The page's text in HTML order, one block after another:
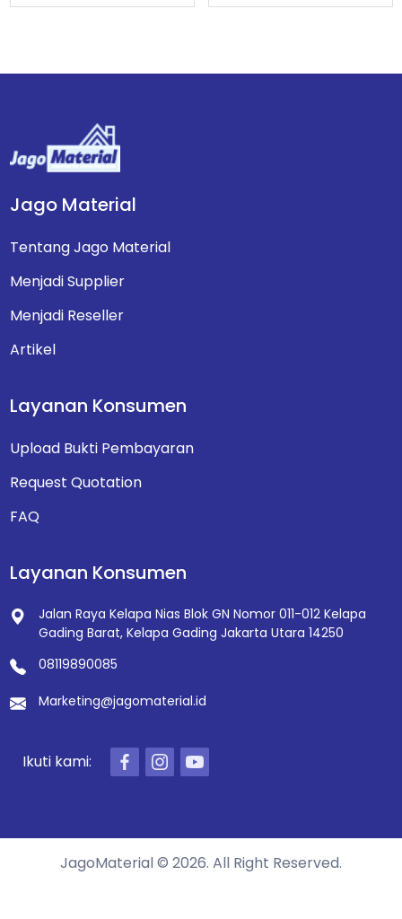
Jago Material
Tentang Jago Material
Menjadi Supplier
Menjadi Reseller
Artikel
Layanan Konsumen
Upload Bukti Pembayaran
Request Quotation
FAQ
Layanan Konsumen
Jalan Raya Kelapa Nias Blok GN Nomor 011-012Kelapa
Gading Barat, Kelapa Gading Jakarta Utara 14250
08119890085
Marketing@jagomaterial.id
Ikuti kami:
JagoMaterial © 2026. All Right Reserved.